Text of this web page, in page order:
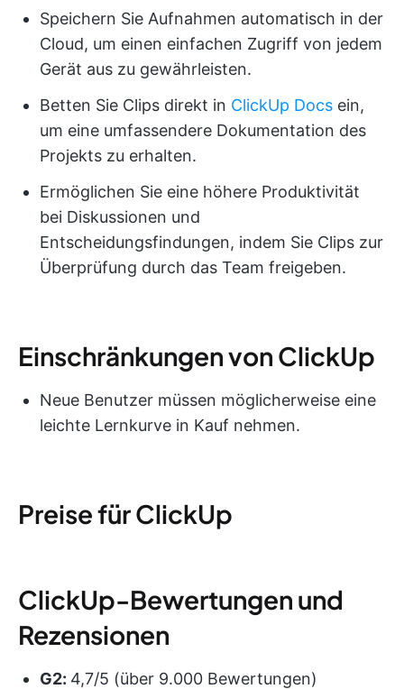
Speichern Sie Aufnahmen automatisch in der
Cloud, um einen einfachen Zugriff von jedem
Gerät aus zu gewährleisten.
Betten Sie Clips direkt in ClickUp Docs ein,
um eine umfassendere Dokumentation des
Projekts zu erhalten.
Ermöglichen Sie eine höhere Produktivität
bei Diskussionen und
Entscheidungsfindungen, indem Sie Clips zur
Überprüfung durch das Team freigeben.
Einschränkungen von ClickUp
Neue Benutzer müssen möglicherweise eine
leichte Lernkurve in Kauf nehmen.
Preise für ClickUp
ClickUp-Bewertungen und
Rezensionen
G2: 4,7/5 (über 9.000 Bewertungen)